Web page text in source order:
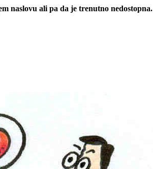
naslovu ali pa da je trenutno nedostopna.